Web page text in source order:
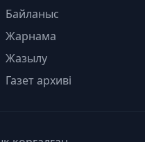
Байланыс
Жарнама
Жазылу
Газет архиві